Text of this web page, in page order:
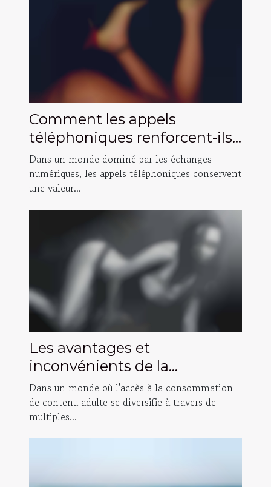
Comment les appels
téléphoniques renforcent-ils
les relations authentiques ?
Dans un monde dominé par les échanges
numériques, les appels téléphoniques conservent
une valeur...
Les avantages et
inconvénients de la
consommation de contenu
adulte gratuit versus payant
Dans un monde où l'accès à la consommation
de contenu adulte se diversifie à travers de
multiples...